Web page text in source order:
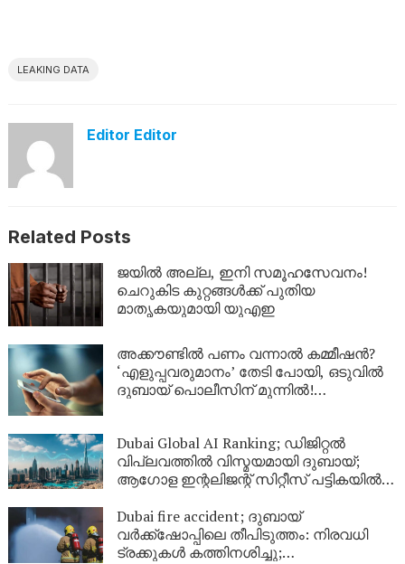
LEAKING DATA
Editor Editor
Related Posts
ജയിൽ അല്ല, ഇനി സമൂഹസേവനം!
ചെറുകിട കുറ്റങ്ങൾക്ക് പുതിയ
മാതൃകയുമായി യുഎഇ
അക്കൗണ്ടിൽ പണം വന്നാൽ കമ്മീഷൻ?
‘എളുപ്പവരുമാനം’ തേടി പോയി, ഒടുവിൽ
ദുബായ് പൊലീസിന് മുന്നിൽ!
Dubai Global AI Ranking; ഡിജിറ്റൽ
വിപ്ലവത്തിൽ വിസ്മയമായി ദുബായ്;
ആഗോള ഇന്റലിജന്റ് സിറ്റീസ് പട്ടികയിൽ
Dubai fire accident; ദുബായ്
വർക്ക്‌ഷോപ്പിലെ തീപിടുത്തം: നിരവധി
ട്രക്കുകൾ കത്തിനശിച്ചു;